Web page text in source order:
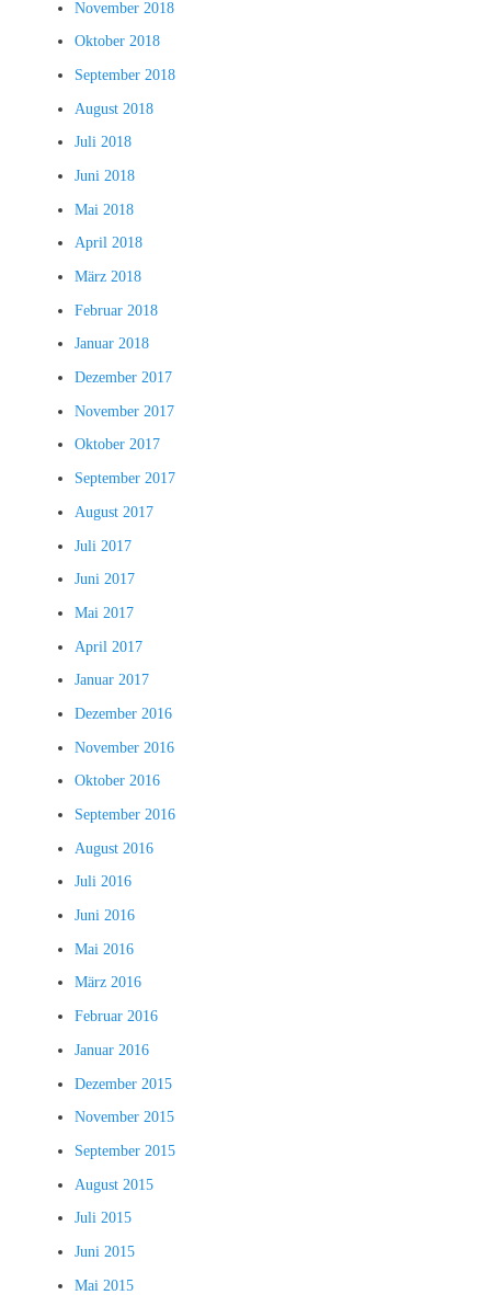
November 2018
Oktober 2018
September 2018
August 2018
Juli 2018
Juni 2018
Mai 2018
April 2018
März 2018
Februar 2018
Januar 2018
Dezember 2017
November 2017
Oktober 2017
September 2017
August 2017
Juli 2017
Juni 2017
Mai 2017
April 2017
Januar 2017
Dezember 2016
November 2016
Oktober 2016
September 2016
August 2016
Juli 2016
Juni 2016
Mai 2016
März 2016
Februar 2016
Januar 2016
Dezember 2015
November 2015
September 2015
August 2015
Juli 2015
Juni 2015
Mai 2015